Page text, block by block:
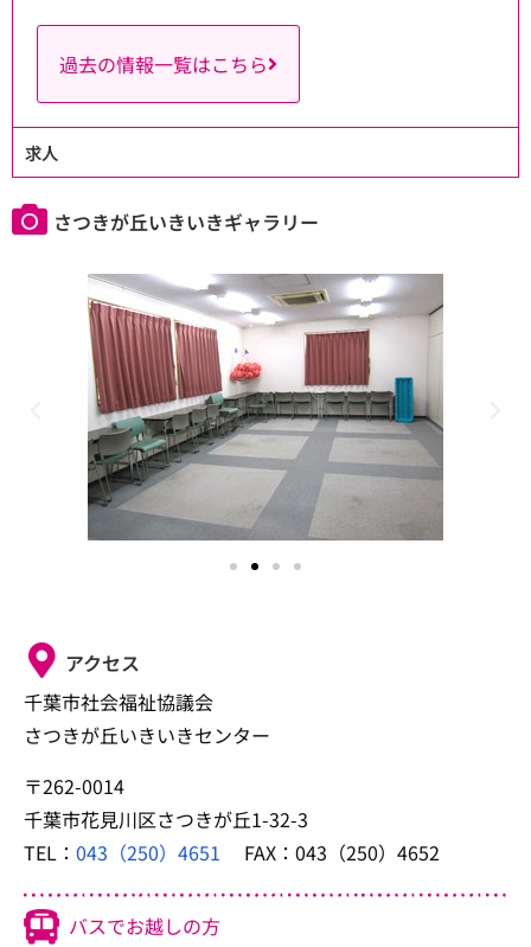
過去の情報一覧はこちら
求人
さつきが丘いきいきギャラリー
アクセス
千葉市社会福祉協議会
さつきが丘いきいきセンター
〒262-0014
千葉市花見川区さつきが丘1-32-3
TEL： 043（250）4651 FAX：043（250）4652
バスでお越しの方